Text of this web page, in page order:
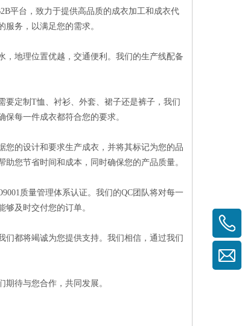
平台，致力于提供高品质的成衣加工和成衣代
务，以满足您的需求。
，地理位置优越，交通便利。我们的生产线配备
定制T恤、衬衫、外套、裙子还是裤子，我们
每一件成衣都符合您的要求。
您的设计和要求生产成衣，并将其标记为您的品
您节省时间和成本，同时确保您的产品质量。
质量管理体系认证。我们的QC团队将对每一
及时交付您的订单。
都将竭诚为您提供支持。我们相信，通过我们
待与您合作，共同发展。